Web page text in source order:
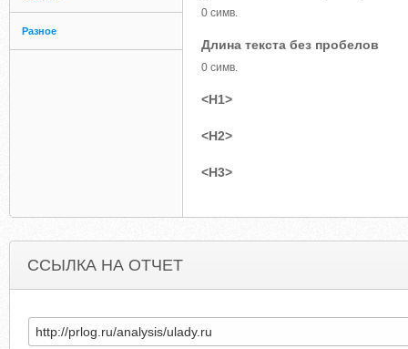
Разное
0 симв.
Длина текста без пробелов
0 симв.
<H1>
<H2>
<H3>
ССЫЛКА НА ОТЧЕТ